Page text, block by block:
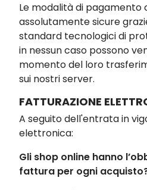
Le modalità di pagamento
assolutamente sicure
standard tecnologici di
in nessun caso possono
momento del loro
sui nostri server.
FATTURAZIONE
A seguito dell'entrata in
elettronica:
Gli shop online hanno
fattura per ogni